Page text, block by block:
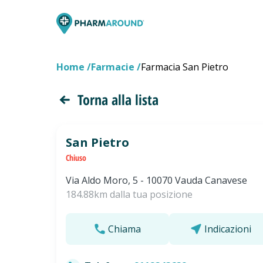
Home Farmacie Farmacia San Pietro
Torna alla lista
San Pietro
Chiuso
Via Aldo Moro, 5 - 10070 Vauda Canavese
184.88km dalla tua posizione
Chiama Indicazioni